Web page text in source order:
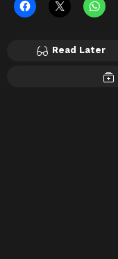
Read Later